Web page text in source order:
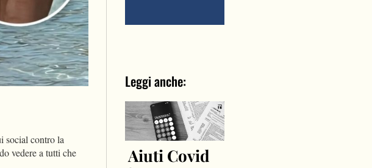
social contro la
vedere a tutti che
Leggi anche:
Aiuti Covid